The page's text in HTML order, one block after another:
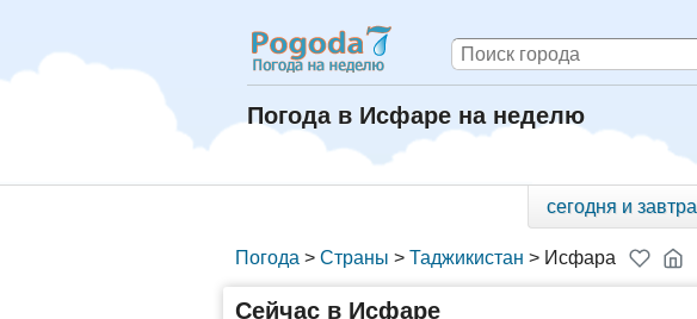
Погода в Исфаре на неделю
сегодня и завтра
Погода > Страны > Таджикистан > Исфара
Сейчас в Исфаре